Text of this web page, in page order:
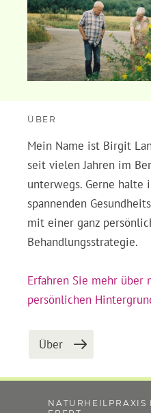
ÜBER
Mein Name ist Birgit
seit vielen Jahren im
unterwegs. Gerne halte
spannenden
mit einer ganz
Behandlungsstrategie.
Erfahren Sie mehr über
persönlichen
Über
NATURHEILPRAXIS